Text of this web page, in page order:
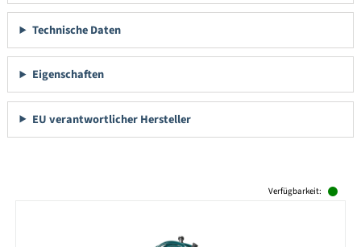
Technische Daten
Eigenschaften
EU verantwortlicher Hersteller
Verfügbarkeit: